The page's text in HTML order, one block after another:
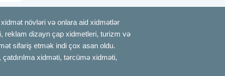
növləri və onlara aid xidmətlər
reklam dizayn çap xidmetleri, turizm və
sifariş etmək indi çox asan oldu.
xidməti, tərcümə xidməti,